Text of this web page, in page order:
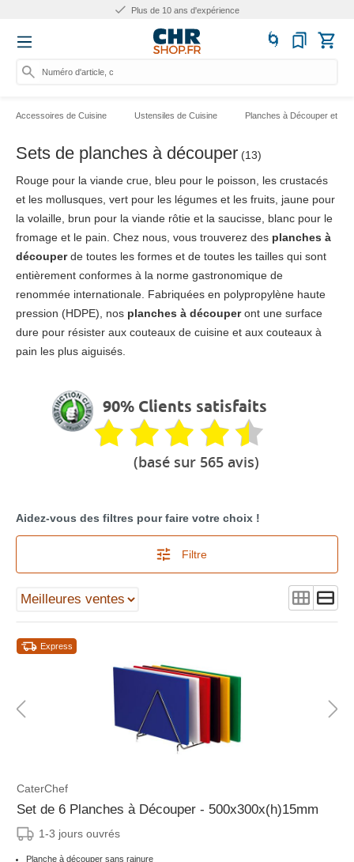
Plus de 10 ans d'expérience
Numéro d'article, catégor
Accessoires de Cuisine Ustensiles de Cuisine Planches à Découper et
Sets de planches à découper (13)
Rouge pour la viande crue, bleu pour le poisson, les crustacés
et les mollusques, vert pour les légumes et les fruits, jaune pour
la volaille, brun pour la viande rôtie et la saucisse, blanc pour le
fromage et le pain. Chez nous, vous trouverez des planches à
découperde toutes les formes et de toutes les tailles qui sont
entièrement conformes à la norme gastronomique de
renommée internationale. Fabriquées en polypropylène haute
pression (HDPE), nos planches à découperont une surface
dure pour résister aux couteaux de cuisine et aux couteaux à
pain les plus aiguisés.
90% Clients satisfaits
(basé sur 565 avis)
Aidez-vous des filtres pour faire votre choix !
Filtre
Express
CaterChef
Set de 6 Planches à Découper - 500x300x(h)15mm
1-3 jours ouvrés
Planche à découper sans rainure